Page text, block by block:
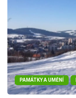
PAMÁTKY A UMĚNÍ